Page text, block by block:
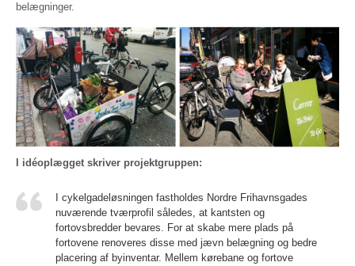
belægninger.
I idéoplægget skriver projektgruppen:
I cykelgadeløsningen fastholdes Nordre Frihavnsgades
nuværende tværprofil således, at kantsten og
fortovsbredder bevares. For at skabe mere plads på
fortovene renoveres disse med jævn belægning og bedre
placering af byinventar. Mellem kørebane og fortove